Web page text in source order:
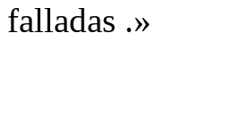
falladas .»